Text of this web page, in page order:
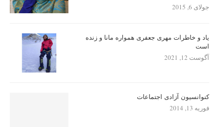
جولای 6, 2015
یاد و خاطرات مهری جعفری همواره مانا و زنده
است
آگوست 12, 2021
کنوانسیون آزادی اجتماعات
فوریه 13, 2014